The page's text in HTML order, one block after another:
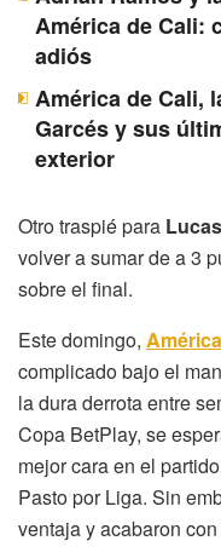
América de Cali:
adiós
América de Cali,
Garcés y sus
exterior
Otro traspié para
volver a sumar de a 3
sobre el final.
Este domingo,
complicado bajo el
la dura derrota entre
Copa BetPlay, se
mejor cara en el
Pasto por Liga. Sin
ventaja y acabaron